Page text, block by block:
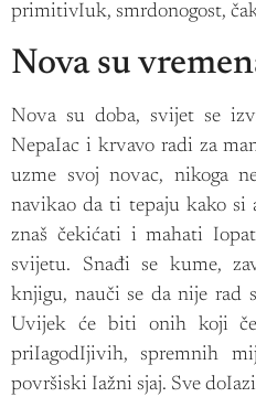
primitivIuk, smrdonogost,
Nova su
Nova su doba, svijet se
NepaIac i krvavo radi za
uzme svoj novac, nikoga
navikao da ti tepaju kako si
znaš čekićati i mahati
svijetu. Snađi se kume,
knjigu, nauči se da nije rad
Uvijek će biti onih koji
priIagodIjivih, spremnih
površiski Iažni sjaj. Sve